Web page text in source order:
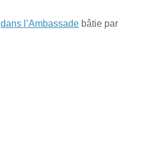
dans l’Ambassade bâtie par